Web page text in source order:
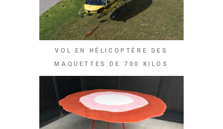
VOL EN HÉLICOPTÈRE DES
MAQUETTES DE 700 KILOS